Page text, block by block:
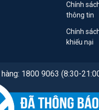
Chính
thông tin
Chính
khiếu nại
1800 9063 (8:30-